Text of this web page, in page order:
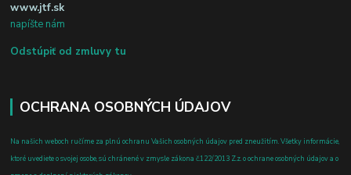
www.jtf.sk
napíšte nám
Odstúpiť od zmluvy tu
OCHRANA OSOBNÝCH ÚDAJOV
Na našich weboch ručíme za plnú ochranu Vašich osobných údajov pred zneužitím. Všetky informácie,
ktoré uvediete o svojej osobe, sú chránené v zmysle zákona č.122/2013 Z.z. o ochrane osobných údajov a o